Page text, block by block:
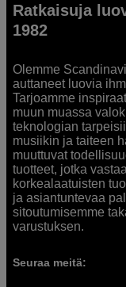
Ratkaisuja
1982
Olemme
auttaneet luovia
Tarjoamme
muun muassa
teknologian
musiikin ja taiteen
muuttuvat
tuotteet, jotka
korkealaatuisten
ja asiantuntevaa
sitoutumisemme
varustuksen.
Seuraa meitä: